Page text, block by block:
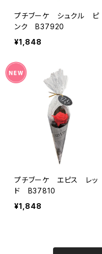
プチブーケ シュクル ピ
ンク B37920
¥1,848
プチブーケ エピス レッ
ド B37810
¥1,848